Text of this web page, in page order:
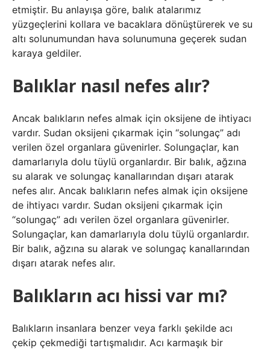
etmiştir. Bu anlayışa göre, balık atalarımız
yüzgeçlerini kollara ve bacaklara dönüştürerek ve su
altı solunumundan hava solunumuna geçerek sudan
karaya geldiler.
Balıklar nasıl nefes alır?
Ancak balıkların nefes almak için oksijene de ihtiyacı
vardır. Sudan oksijeni çıkarmak için “solungaç” adı
verilen özel organlara güvenirler. Solungaçlar, kan
damarlarıyla dolu tüylü organlardır. Bir balık, ağzına
su alarak ve solungaç kanallarından dışarı atarak
nefes alır. Ancak balıkların nefes almak için oksijene
de ihtiyacı vardır. Sudan oksijeni çıkarmak için
“solungaç” adı verilen özel organlara güvenirler.
Solungaçlar, kan damarlarıyla dolu tüylü organlardır.
Bir balık, ağzına su alarak ve solungaç kanallarından
dışarı atarak nefes alır.
Balıkların acı hissi var mı?
Balıkların insanlara benzer veya farklı şekilde acı
çekip çekmediği tartışmalıdır. Acı karmaşık bir